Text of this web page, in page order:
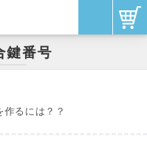
鍵番号
るには？？